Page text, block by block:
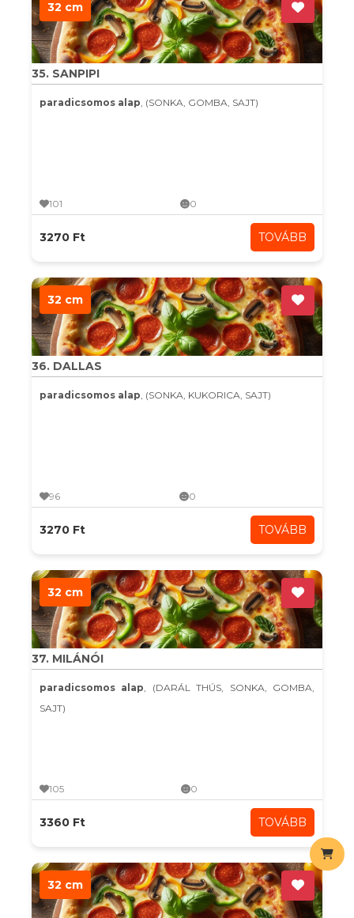
32 cm
35. SANPIPI
paradicsomos alap, (SONKA, GOMBA, SAJT)
101 0
3270 Ft TOVÁBB
32 cm
36. DALLAS
paradicsomos alap, (SONKA, KUKORICA, SAJT)
96 0
3270 Ft TOVÁBB
32 cm
37. MILÁNÓI
paradicsomos alap, (DARÁL THÚS, SONKA, GOMBA,
SAJT)
105 0
3360 Ft TOVÁBB
32 cm